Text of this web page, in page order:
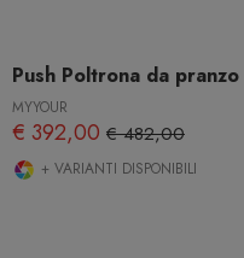
Push Poltrona da pranzo
MYYOUR
€ 392,00 € 482,00
+ VARIANTI DISPONIBILI